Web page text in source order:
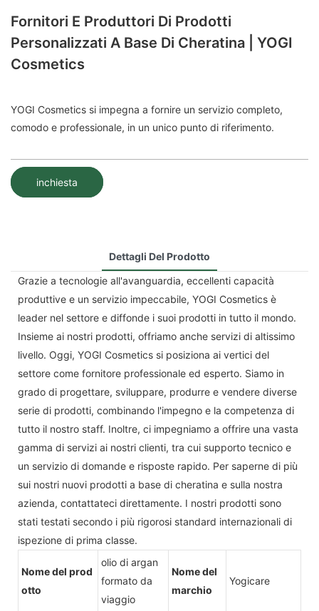
Fornitori E Produttori Di Prodotti
Personalizzati A Base Di Cheratina | YOGI
Cosmetics
YOGI Cosmetics si impegna a fornire un servizio completo,
comodo e professionale, in un unico punto di riferimento.
inchiesta
Dettagli Del Prodotto
Grazie a tecnologie all'avanguardia, eccellenti capacità
produttive e un servizio impeccabile, YOGI Cosmetics è
leader nel settore e diffonde i suoi prodotti in tutto il mondo.
Insieme ai nostri prodotti, offriamo anche servizi di altissimo
livello. Oggi, YOGI Cosmetics si posiziona ai vertici del
settore come fornitore professionale ed esperto. Siamo in
grado di progettare, sviluppare, produrre e vendere diverse
serie di prodotti, combinando l'impegno e la competenza di
tutto il nostro staff. Inoltre, ci impegniamo a offrire una vasta
gamma di servizi ai nostri clienti, tra cui supporto tecnico e
un servizio di domande e risposte rapido. Per saperne di più
sui nostri nuovi prodotti a base di cheratina e sulla nostra
azienda, contattateci direttamente. I nostri prodotti sono
stati testati secondo i più rigorosi standard internazionali di
ispezione di prima classe.
Nome del prod
otto
olio di argan
formato da
viaggio
Nome del
marchio
Yogicare